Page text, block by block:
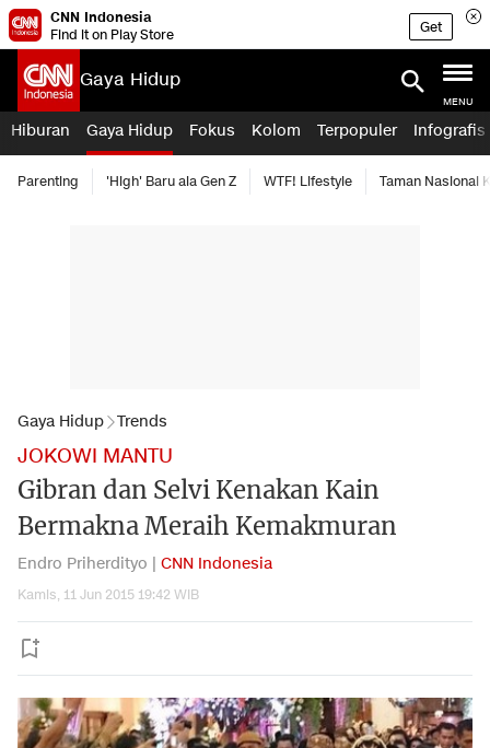
CNN Indonesia
Find it on Play Store
Get
Gaya Hidup
MENU
Hiburan Gaya Hidup Fokus Kolom Terpopuler Infografis
Parenting 'High' Baru ala Gen Z WTF! Lifestyle Taman Nasional
Gaya Hidup Trends
JOKOWI MANTU
Gibran dan Selvi Kenakan Kain
Bermakna Meraih Kemakmuran
Endro Priherdityo | CNN Indonesia
Kamis, 11 Jun 2015 19:42 WIB